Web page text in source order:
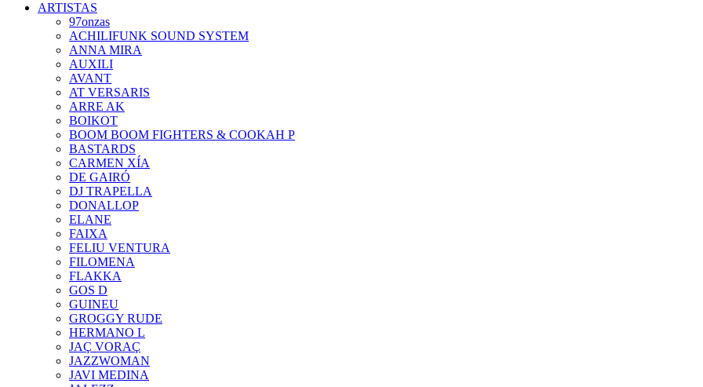
ARTISTAS
97onzas
ACHILIFUNK SOUND SYSTEM
ANNA MIRA
AUXILI
AVANT
AT VERSARIS
ARRE AK
BOIKOT
BOOM BOOM FIGHTERS & COOKAH P
BASTARDS
CARMEN XÍA
DE GAIRÓ
DJ TRAPELLA
DONALLOP
ELANE
FAIXA
FELIU VENTURA
FILOMENA
FLAKKA
GOS D
GUINEU
GROGGY RUDE
HERMANO L
JAÇ VORAÇ
JAZZWOMAN
JAVI MEDINA